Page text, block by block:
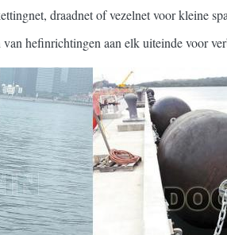
draadnet of vezelnet voor kleine
hefinrichtingen aan elk uiteinde voor